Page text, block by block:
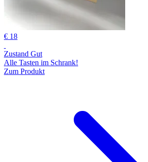
€ 18
Zustand Gut
Alle Tasten im Schrank!
Zum Produkt